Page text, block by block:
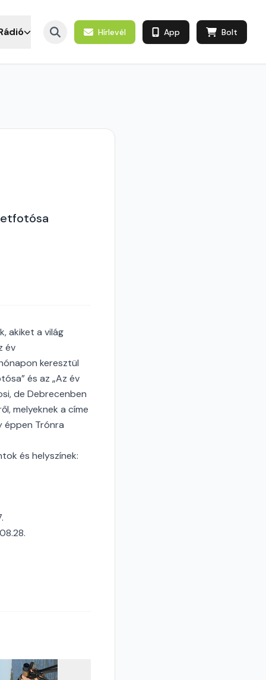
Hírlevél App Bolt
akiket a világ
év
keresztül
és az „Az év
de Debrecenben
melyeknek a címe
éppen Trónra
és helyszínek: